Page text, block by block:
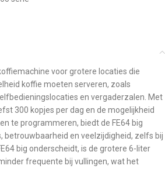
voor grotere locaties die
koffie moeten serveren, zoals
en vergaderzalen. Met
300 kopjes per dag en de mogelijkheid
te programmeren, biedt de FE64 big
betrouwbaarheid en veelzijdigheid, zelfs bij
big onderscheidt, is de grotere 6-liter
frequente bij vullingen, wat het